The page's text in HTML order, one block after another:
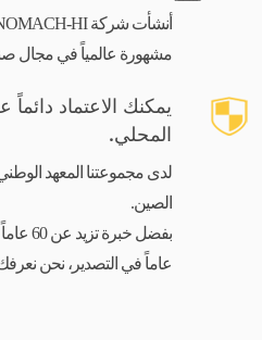
مشهورة عالمياً في مجال
يمكنك الاعتماد
المحلي.
لدى مجموعتنا المعهد
الصين.
عاماً في التصدير، نحن